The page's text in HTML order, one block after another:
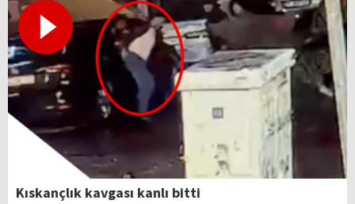
Kıskançlık kavgası kanlı bitti